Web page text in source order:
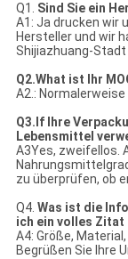
Q1. Sind Sie ein
A1: Ja drucken wir
Hersteller und wir
Shijiazhuang-
Q2.What ist Ihr
A2.:
Q3.If Ihre
Lebensmittel
A3Yes, zweifellos.
zu überprüfen, ob
Q4. Was ist die
ich ein volles
A4: Größe,
Begrüßen Sie Ihre